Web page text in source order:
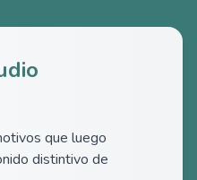
que luego
distintivo de